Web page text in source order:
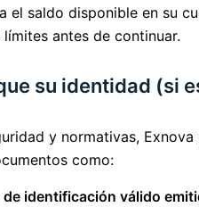
el saldo disponible en su
antes de continuar.
su identidad (si
y normativas,
como:
identificación válido